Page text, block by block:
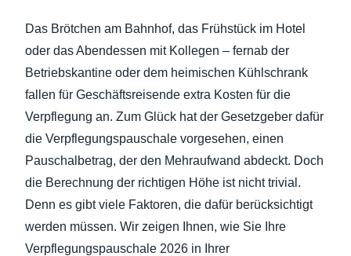
Belgium (English)
España (Español)
Norway (English)
UNTERNEHMENSAUSGABEN KONTROLLIEREN
WACHSTUM UND OPTIMIERUNG
Das Brötchen am Bahnhof, das Frühstück im Hotel
oder das Abendessen mit Kollegen – fernab der
Betriebskantine oder dem heimischen Kühlschrank
fallen für Geschäftsreisende extra Kosten für die
Verpflegung an. Zum Glück hat der Gesetzgeber dafür
die Verpflegungspauschale vorgesehen, einen
Pauschalbetrag, der den Mehraufwand abdeckt. Doch
die Berechnung der richtigen Höhe ist nicht trivial.
Denn es gibt viele Faktoren, die dafür berücksichtigt
werden müssen. Wir zeigen Ihnen, wie Sie Ihre
Verpflegungspauschale 2026 in Ihrer